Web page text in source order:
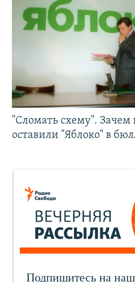
"Сломать схему". Зачем
оставили "Яблоко" в